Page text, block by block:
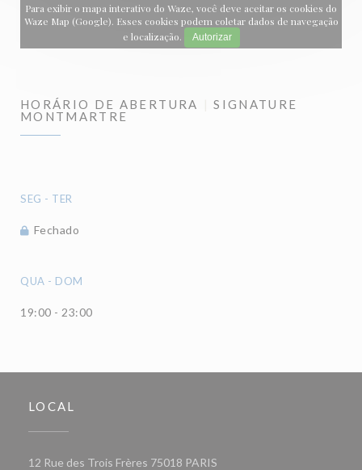
Para exibir o mapa interativo do Waze, você deve aceitar os cookies do
Waze Map (Google). Esses cookies podem coletar dados de navegação
e localização.
Autorizar
HORÁRIO DE ABERTURA
SIGNATURE
MONTMARTRE
SEG - TER
Fechado
QUA - DOM
19:00 - 23:00
LOCAL
12 Rue des Trois Frères 75018 PARIS